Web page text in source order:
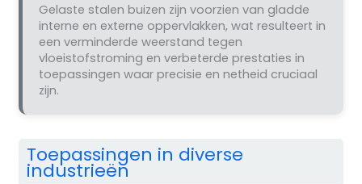
Gelaste stalen buizen zijn voorzien van gladde
interne en externe oppervlakken, wat resulteert in
een verminderde weerstand tegen
vloeistofstroming en verbeterde prestaties in
toepassingen waar precisie en netheid cruciaal
zijn.
Toepassingen in diverse
industrieën